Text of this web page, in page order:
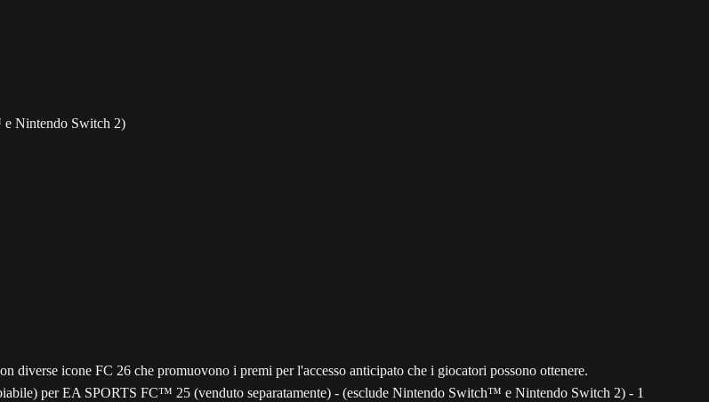
e Nintendo Switch 2)
per EA SPORTS FC™ 25 (venduto separatamente) - (esclude Nintendo Switch™ e Nintendo Switch 2) - 1